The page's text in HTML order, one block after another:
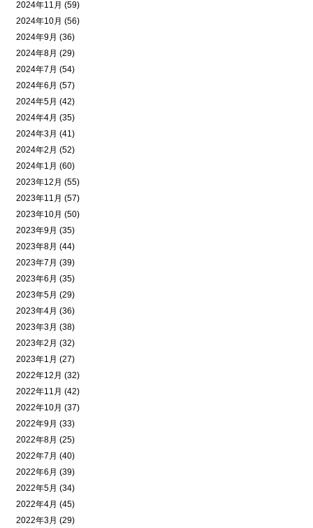
2024年11月 (59)
2024年10月 (56)
2024年9月 (36)
2024年8月 (29)
2024年7月 (54)
2024年6月 (57)
2024年5月 (42)
2024年4月 (35)
2024年3月 (41)
2024年2月 (52)
2024年1月 (60)
2023年12月 (55)
2023年11月 (57)
2023年10月 (50)
2023年9月 (35)
2023年8月 (44)
2023年7月 (39)
2023年6月 (35)
2023年5月 (29)
2023年4月 (36)
2023年3月 (38)
2023年2月 (32)
2023年1月 (27)
2022年12月 (32)
2022年11月 (42)
2022年10月 (37)
2022年9月 (33)
2022年8月 (25)
2022年7月 (40)
2022年6月 (39)
2022年5月 (34)
2022年4月 (45)
2022年3月 (29)